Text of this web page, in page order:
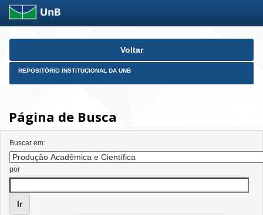
Skip
Voltar
REPOSITÓRIO INSTITUCIONAL DA UNB
Página de Busca
Buscar em:
por